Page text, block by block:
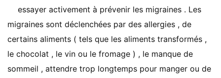
essayer activement à prévenir les migraines . Les
migraines sont déclenchées par des allergies , de
certains aliments ( tels que les aliments transformés ,
le chocolat , le vin ou le fromage ) , le manque de
sommeil , attendre trop longtemps pour manger ou de